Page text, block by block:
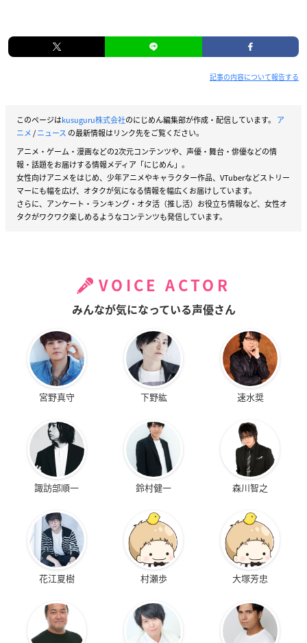
記事の内容について報告する
このページはkusuguru株式会社のにじめん編集部が作成・配信しています。 ア
ニメ/ニュース の最新情報はリンク先をご覧ください。
アニメ・ゲーム・漫画などの2次元コンテンツや、声優・舞台・俳優などの情
報・話題をお届けする情報メディア「にじめん」。
女性向けアニメをはじめ、少年アニメやキャラクター作品、VTuberなどストリー
マーにも幅を広げ、オタクが気になる情報を幅広くお届けしています。
さらに、アンケート・ランキング・オタ活（推し活）お役立ち情報など、女性オ
タクがワクワク楽しめるようなコンテンツも発信しています。
VOICE ACTOR
みんなが気になっている声優さん
宮野真守 下野紘 速水奨
諏訪部順一 鈴村健一 森川智之
花江夏樹 村瀬歩 大塚芳忠